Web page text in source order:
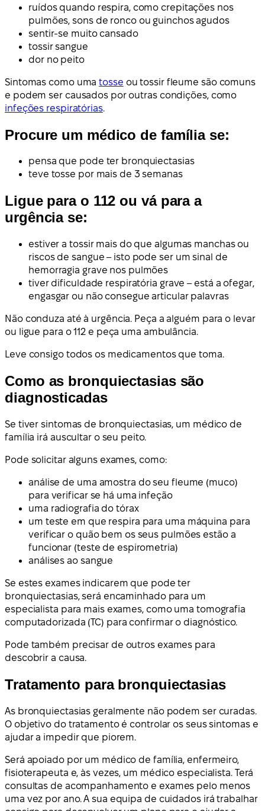
ruídos quando respira, como crepitações nos
pulmões, sons de ronco ou guinchos agudos
sentir-se muito cansado
tossir sangue
dor no peito
Sintomas como umatosse ou tossir fleume são comuns
e podem ser causados por outras condições, como
infeções respiratórias.
Procure um médico de família se:
pensa que pode ter bronquiectasias
teve tosse por mais de 3 semanas
Ligue para o 112 ou vá para a
urgência se:
estiver a tossir mais do que algumas manchas ou
riscos de sangue – isto pode ser um sinal de
hemorragia grave nos pulmões
tiver dificuldade respiratória grave – está a ofegar,
engasgar ou não consegue articular palavras
Não conduza até à urgência. Peça a alguém para o levar
ou ligue para o 112 e peça uma ambulância.
Leve consigo todos os medicamentos que toma.
Como as bronquiectasias são
diagnosticadas
Se tiver sintomas de bronquiectasias, um médico de
família irá auscultar o seu peito.
Pode solicitar alguns exames, como:
análise de uma amostra do seu fleume (muco)
para verificar se há uma infeção
uma radiografia do tórax
um teste em que respira para uma máquina para
verificar o quão bem os seus pulmões estão a
funcionar (teste de espirometria)
análises ao sangue
Se estes exames indicarem que pode ter
bronquiectasias, será encaminhado para um
especialista para mais exames, como uma tomografia
computadorizada (TC) para confirmar o diagnóstico.
Pode também precisar de outros exames para
descobrir a causa.
Tratamento para bronquiectasias
As bronquiectasias geralmente não podem ser curadas.
O objetivo do tratamento é controlar os seus sintomas e
ajudar a impedir que piorem.
Será apoiado por um médico de família, enfermeiro,
fisioterapeuta e, às vezes, um médico especialista. Terá
consultas de acompanhamento e exames pelo menos
uma vez por ano. A sua equipa de cuidados irá trabalhar